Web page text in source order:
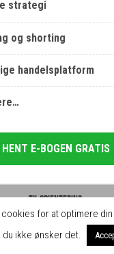
strategi
og shorting
handelsplatform
HENT E-BOGEN GRATIS
for at optimere din
du ikke ønsker det.
Til orientering:
vi gratis indhold og
fordi vi indgår samarbejde
for omtale på siden.
Luk